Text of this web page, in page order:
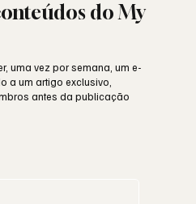
do My
uma vez por semana, um e-
a um artigo exclusivo,
antes da publicação